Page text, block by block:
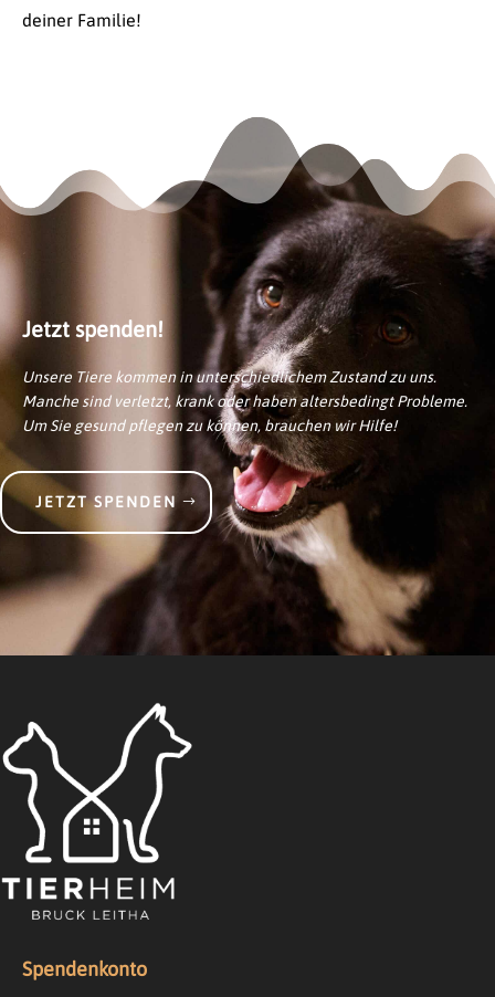
deiner Familie!
Jetzt spenden!
Unsere Tiere kommen in unterschiedlichem Zustand zu uns.
Manche sind verletzt, krank oder haben altersbedingt Probleme.
Um Sie gesund pflegen zu können, brauchen wir Hilfe!
JETZT SPENDEN
Spendenkonto